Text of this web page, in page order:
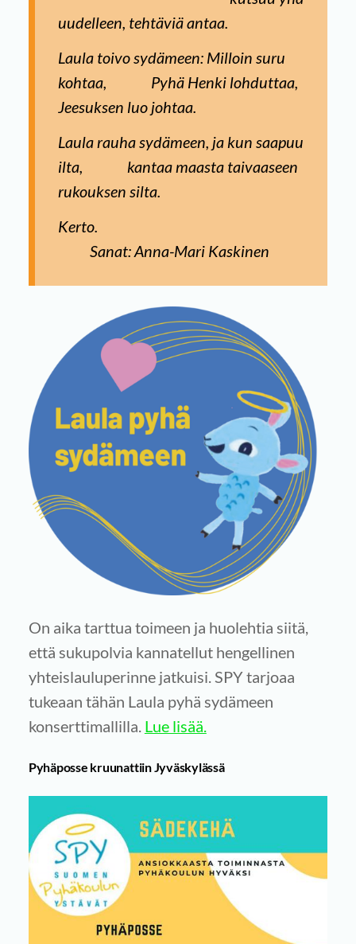
uudelleen, tehtäviä antaa.
Laula toivo sydämeen: Milloin suru
kohtaa, Pyhä Henki lohduttaa,
Jeesuksen luo johtaa.
Laula rauha sydämeen, ja kun saapuu
ilta, kantaa maasta taivaaseen
rukouksen silta.
Kerto.
Sanat: Anna-Mari Kaskinen
On aika tarttua toimeen ja huolehtia siitä,
että sukupolvia kannatellut hengellinen
yhteislauluperinne jatkuisi. SPY tarjoaa
tukeaan tähän Laula pyhä sydämeen
konserttimallilla. Lue lisää.
Pyhäposse kruunattiin Jyväskylässä